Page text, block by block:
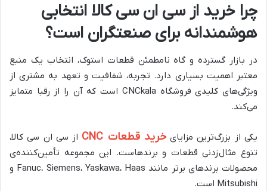
چرا خرید از سی ان سی کالا انتخابی
هوشمندانه برای صنعتگران است؟
در بازار گسترده و گاه نامطمئن قطعات استوک، انتخاب یک منبع
معتبر اهمیت بسیاری دارد. تجربه، شفافیت و تعهد به مشتری از
ویژگی‌های کلیدی فروشگاه CNCkala است که آن را از رقبا متمایز
می‌کند.
یکی از بزرگ‌ترین مزایایخرید قطعات CNC
از سی ان سی کالا،
تنوع مثال‌زدنی قطعات و برندهاست. این مجموعه تأمین‌کننده‌ی
محصولات برندهای برتر مانند Fanuc، Siemens، Yaskawa، Haas و
Mitsubishi است.